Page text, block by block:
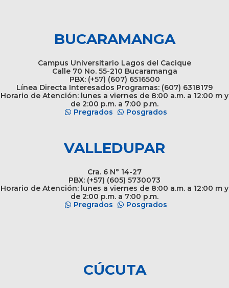
BUCARAMANGA
Campus Universitario Lagos del Cacique
Calle 70 No. 55-210 Bucaramanga
PBX: (+57) (607) 6516500
Línea Directa Interesados Programas: (607) 6318179
Horario de Atención: lunes a viernes de 8:00 a.m. a 12:00 m y
de 2:00 p.m. a 7:00 p.m.
Pregrados
Posgrados
VALLEDUPAR
Cra. 6 N° 14-27
PBX: (+57) (605) 5730073
Horario de Atención: lunes a viernes de 8:00 a.m. a 12:00 m y
de 2:00 p.m. a 7:00 p.m.
Pregrados
Posgrados
CÚCUTA